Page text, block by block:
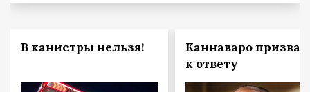
В канистры нельзя!
Каннаваро
к ответу